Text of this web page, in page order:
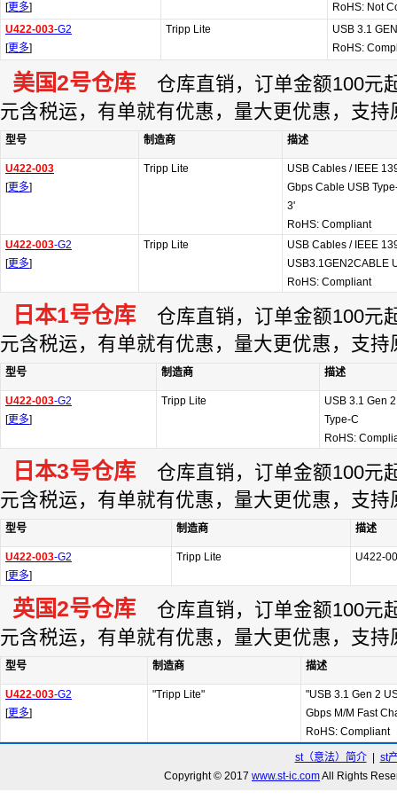
[更多]
RoHS: Not
U422-003-G2
[更多]
Tripp Lite
USB 3.1
RoHS:
美国2号仓库 仓库直销，订单金额100元
元含税运，有单就有优惠，量大更优惠，支持
型号 制造商 描述
U422-003
[更多]
Tripp Lite
USB Cables / IEEE
Gbps Cable USB
3'
RoHS: Compliant
U422-003-G2
[更多]
Tripp Lite
USB Cables / IEEE
USB3.1GEN2CABLE
RoHS: Compliant
日本1号仓库 仓库直销，订单金额100元
元含税运，有单就有优惠，量大更优惠，支持
型号 制造商 描述
U422-003-G2
[更多]
Tripp Lite
USB 3.1 Gen
Type-C
RoHS:
日本3号仓库 仓库直销，订单金额100元
元含税运，有单就有优惠，量大更优惠，支持
型号 制造商 描述
U422-003-G2
[更多]
Tripp Lite U422-
英国2号仓库 仓库直销，订单金额100元
元含税运，有单就有优惠，量大更优惠，支持
型号 制造商 描述
U422-003-G2
[更多]
"Tripp Lite"
"USB 3.1 Gen 2
Gbps M/M Fast
RoHS: Compliant
st（意法）简介| st
Copyright © 2017 www.st-ic.comAll Rights